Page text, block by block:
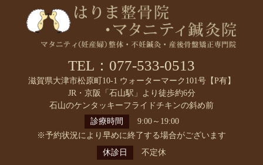
TEL：077-533-0513
滋賀県大津市松原町10-1 ウォーターマーク101号【P有】
JR・京阪「石山駅」より徒歩約6分
石山のケンタッキーフライドチキンの斜め前
診療時間
9:00～19:00
※予約状況により早めに終了する場合がございます
休診日
不定休